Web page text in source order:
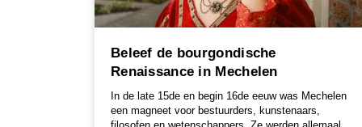
Beleef de bourgondische
Renaissance in Mechelen
In de late 15de en begin 16de eeuw was Mechelen
een magneet voor bestuurders, kunstenaars,
filosofen en wetenschappers. Ze werden allemaal